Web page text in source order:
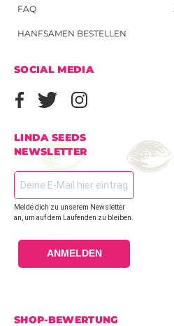
FAQ
HANFSAMEN BESTELLEN
SOCIAL MEDIA
LINDA SEEDS
NEWSLETTER
Melde dich zu unserem Newsletter
an, um auf dem Laufenden zu bleiben.
ANMELDEN
SHOP-BEWERTUNG